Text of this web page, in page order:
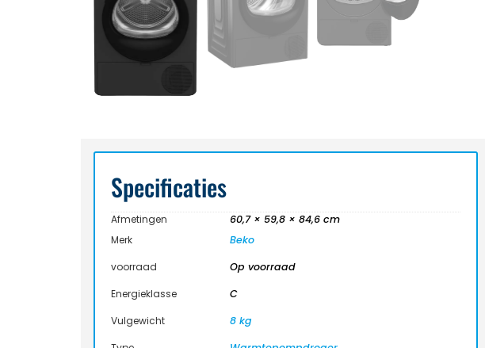
Specificaties
Afmetingen
60,7 × 59,8 × 84,6 cm
Merk
Beko
voorraad
Op voorraad
Energieklasse
C
Vulgewicht
8 kg